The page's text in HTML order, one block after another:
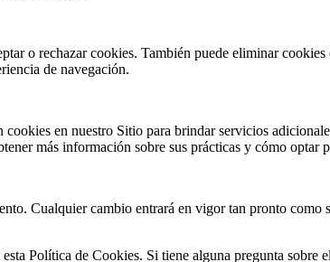
o rechazar cookies. También puede eliminar
de navegación.
en nuestro Sitio para brindar servicios
más información sobre sus prácticas y cómo optar
Cualquier cambio entrará en vigor tan pronto como
Política de Cookies. Si tiene alguna pregunta sobre